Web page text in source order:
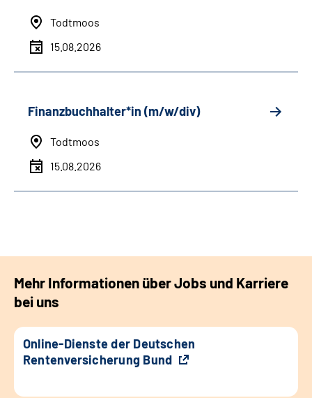
Todtmoos
15.08.2026
Finanzbuchhalter*in (m/w/div)
Todtmoos
15.08.2026
Mehr Informationen über Jobs und Karriere
bei uns
Online-Dienste der Deutschen
Rentenversicherung Bund